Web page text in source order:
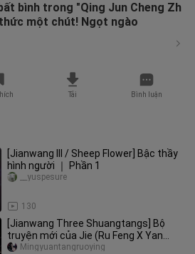
bình trong "Qing Jun Cheng Zh
một chút! Ngọt ngào
Tải Bình luận
[Jianwang III / Sheep Flower] Bậc thầy
hình người ｜ Phần 1
130
__yuspesure
[Jianwang Three Shuangtangs] Bộ
truyện mới của Jie (Ru Feng X Yan
Yun) sẽ tiếp quản cốt truyện sau n
Mingyuantangruoying